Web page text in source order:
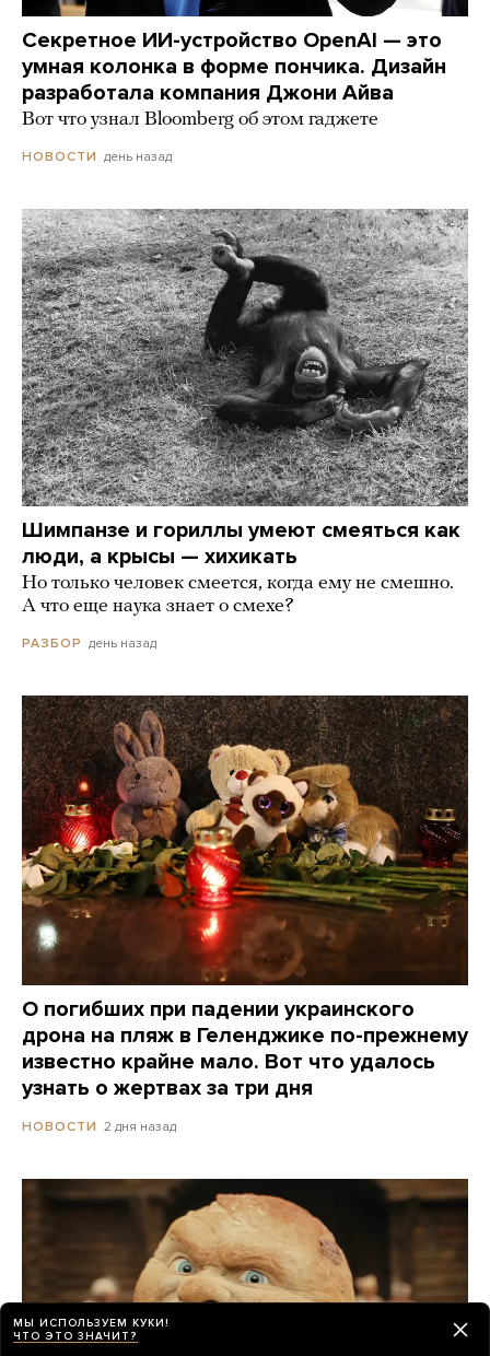
Секретное ИИ-устройство OpenAI — это
умная колонка в форме пончика. Дизайн
разработала компания Джони Айва
Вот что узнал Bloomberg об этом гаджете
НОВОСТИ день назад
Шимпанзе и гориллы умеют смеяться как
люди, а крысы — хихикать
Но только человек смеется, когда ему не смешно.
А что еще наука знает о смехе?
РАЗБОР день назад
О погибших при падении украинского
дрона на пляж в Геленджике по-прежнему
известно крайне мало. Вот что удалось
узнать о жертвах за три дня
НОВОСТИ 2 дня назад
МЫ ИСПОЛЬЗУЕМ КУКИ!
ЧТО ЭТО ЗНАЧИТ?